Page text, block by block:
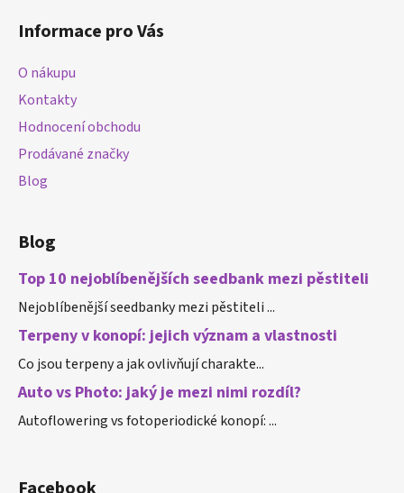
Informace pro Vás
O nákupu
Kontakty
Hodnocení obchodu
Prodávané značky
Blog
Blog
Top 10 nejoblíbenějších seedbank mezi pěstiteli
Nejoblíbenější seedbanky mezi pěstiteli ...
Terpeny v konopí: jejich význam a vlastnosti
Co jsou terpeny a jak ovlivňují charakte...
Auto vs Photo: jaký je mezi nimi rozdíl?
Autoflowering vs fotoperiodické konopí: ...